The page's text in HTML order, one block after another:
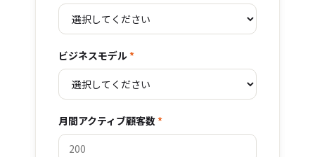
ビジネスモデル*
月間アクティブ顧客数*